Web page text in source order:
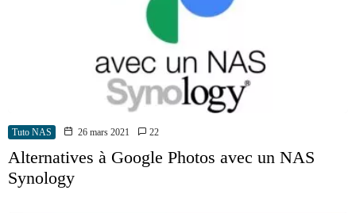
Tuto NAS 26 mars 2021 22
Alternatives à Google Photos avec un NAS
Synology